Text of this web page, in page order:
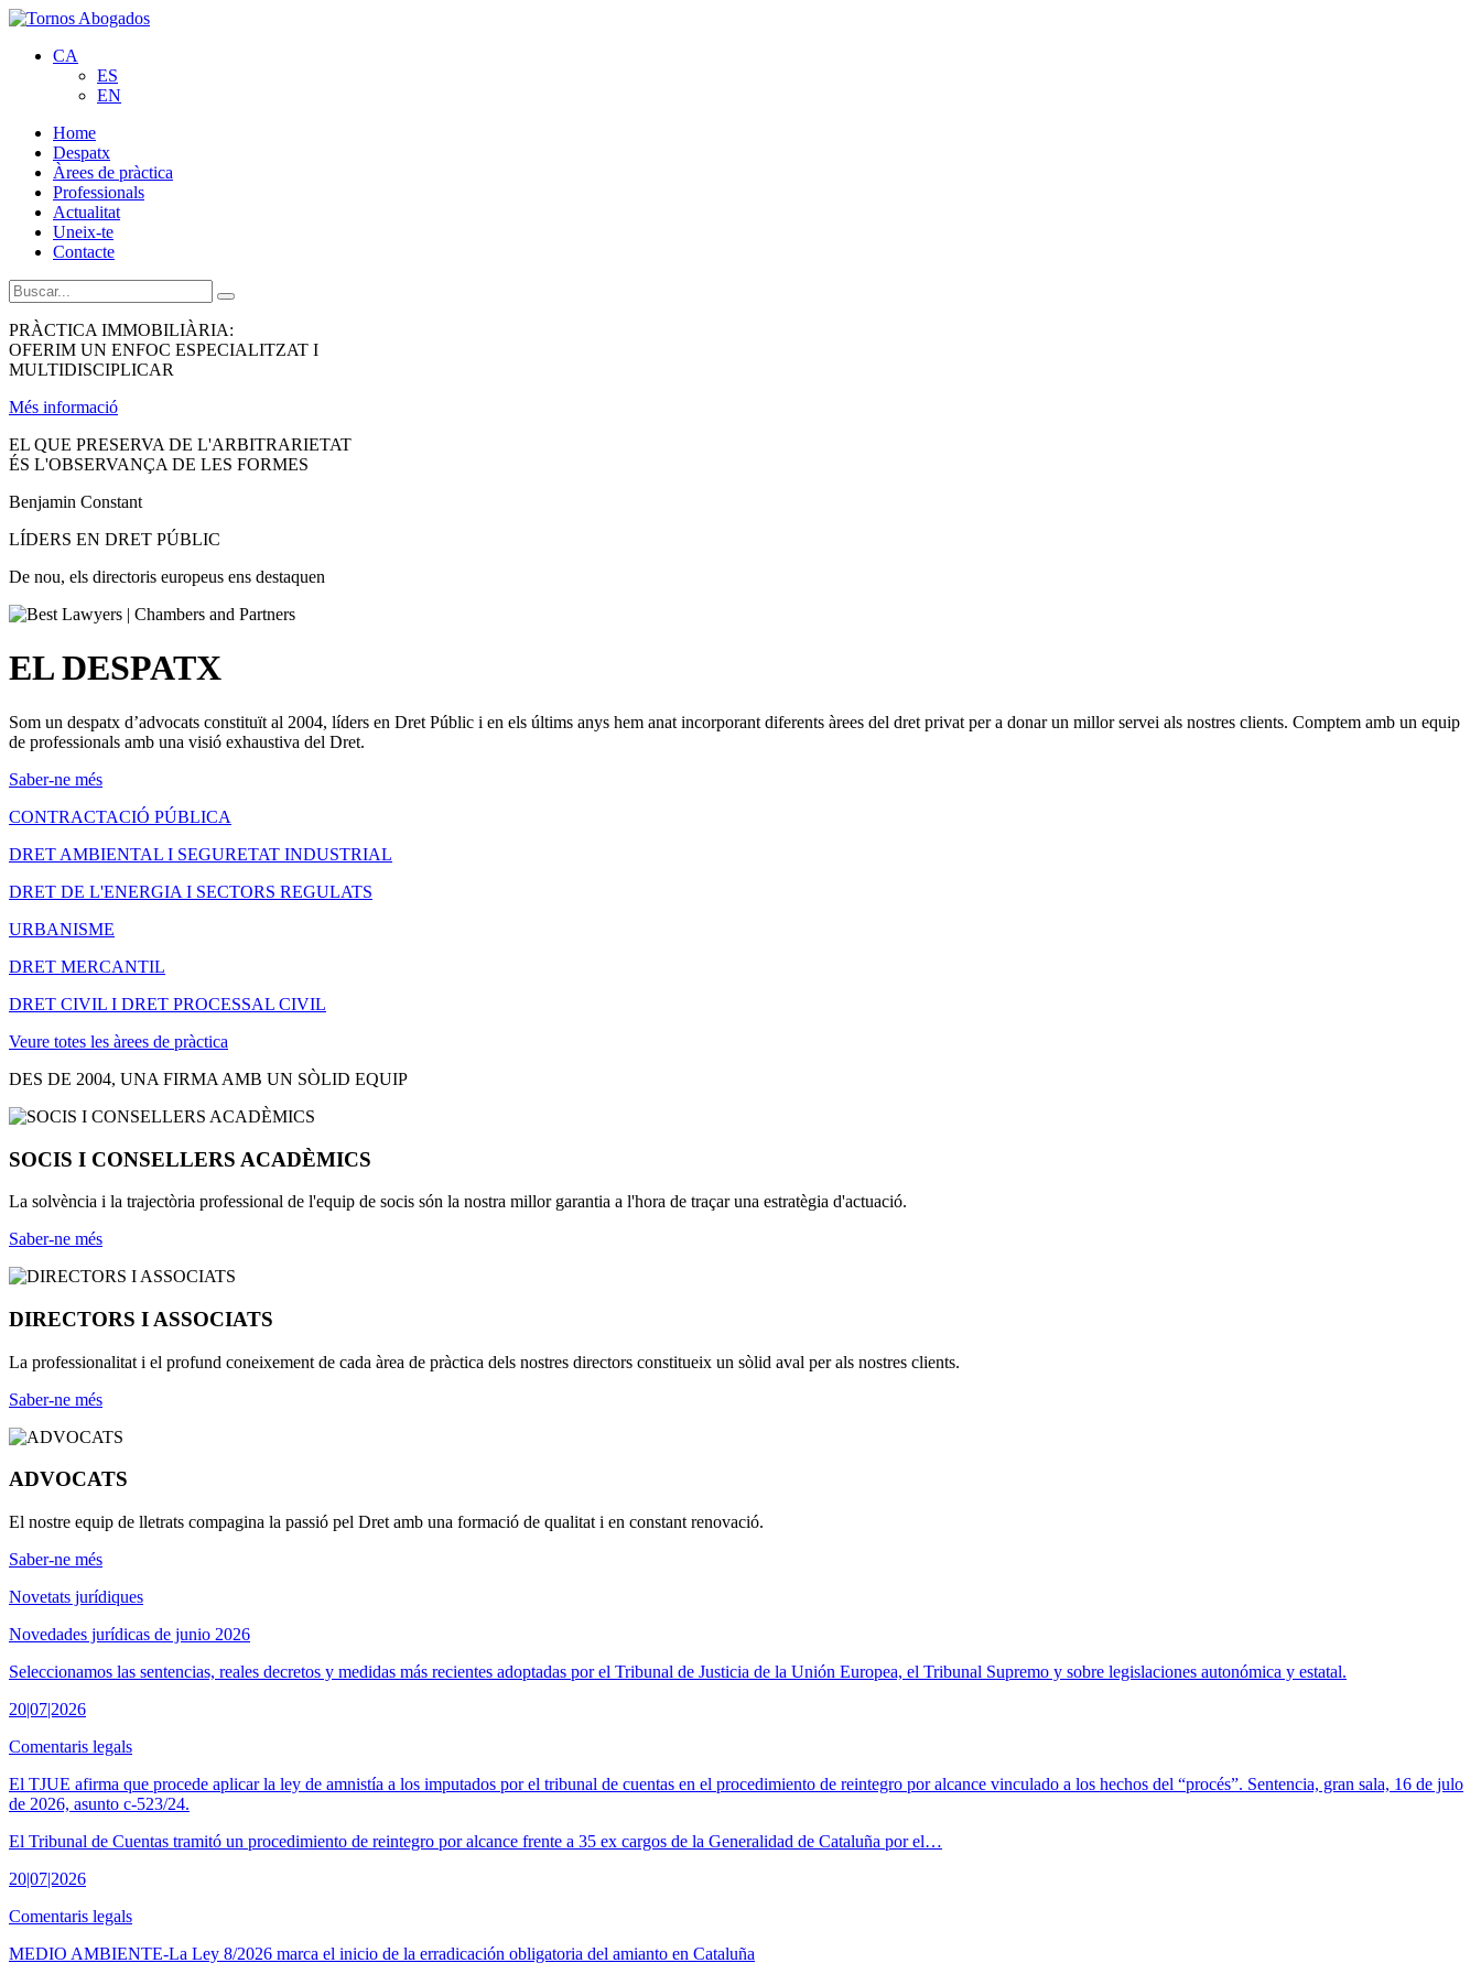
CA
ES
EN
Home
Despatx
Àrees de pràctica
Professionals
Actualitat
Uneix-te
Contacte
PRÀCTICA IMMOBILIÀRIA:
OFERIM UN ENFOC ESPECIALITZAT I
MULTIDISCIPLICAR
Més informació
EL QUE PRESERVA DE L'ARBITRARIETAT
ÉS L'OBSERVANÇA DE LES FORMES
Benjamin Constant
LÍDERS EN DRET PÚBLIC
De nou, els directoris europeus ens destaquen
EL DESPATX
Som un despatx d’advocats constituït al 2004, líders en Dret Públic i en els últims anys hem anat incorporant diferents àrees del dret privat per a donar un millor servei als nostres clients. Comptem amb un equip
de professionals amb una visió exhaustiva del Dret.
Saber-ne més
CONTRACTACIÓ PÚBLICA
DRET AMBIENTAL I SEGURETAT INDUSTRIAL
DRET DE L'ENERGIA I SECTORS REGULATS
URBANISME
DRET MERCANTIL
DRET CIVIL I DRET PROCESSAL CIVIL
Veure totes les àrees de pràctica
DES DE 2004, UNA FIRMA AMB UN SÒLID EQUIP
SOCIS I CONSELLERS ACADÈMICS
La solvència i la trajectòria professional de l'equip de socis són la nostra millor garantia a l'hora de traçar una estratègia d'actuació.
Saber-ne més
DIRECTORS I ASSOCIATS
La professionalitat i el profund coneixement de cada àrea de pràctica dels nostres directors constitueix un sòlid aval per als nostres clients.
Saber-ne més
ADVOCATS
El nostre equip de lletrats compagina la passió pel Dret amb una formació de qualitat i en constant renovació.
Saber-ne més
Novetats jurídiques
Novedades jurídicas de junio 2026
Seleccionamos las sentencias, reales decretos y medidas más recientes adoptadas por el Tribunal de Justicia de la Unión Europea, el Tribunal Supremo y sobre legislaciones autonómica y estatal.
20|07|2026
Comentaris legals
El TJUE afirma que procede aplicar la ley de amnistía a los imputados por el tribunal de cuentas en el procedimiento de reintegro por alcance vinculado a los hechos del “procés”. Sentencia, gran sala, 16 de julo
de 2026, asunto c-523/24.
El Tribunal de Cuentas tramitó un procedimiento de reintegro por alcance frente a 35 ex cargos de la Generalidad de Cataluña por el…
20|07|2026
Comentaris legals
MEDIO AMBIENTE-La Ley 8/2026 marca el inicio de la erradicación obligatoria del amianto en Cataluña